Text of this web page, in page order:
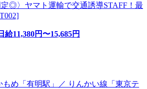
定◎〉ヤマト運輸で交通誘導STAFF！最
給11,380円〜15,685円
め「有明駅」／ りんかい線「東京テ